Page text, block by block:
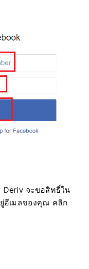
Deriv จะขอสิทธิ์ใน
อีเมลของคุณ คลิก